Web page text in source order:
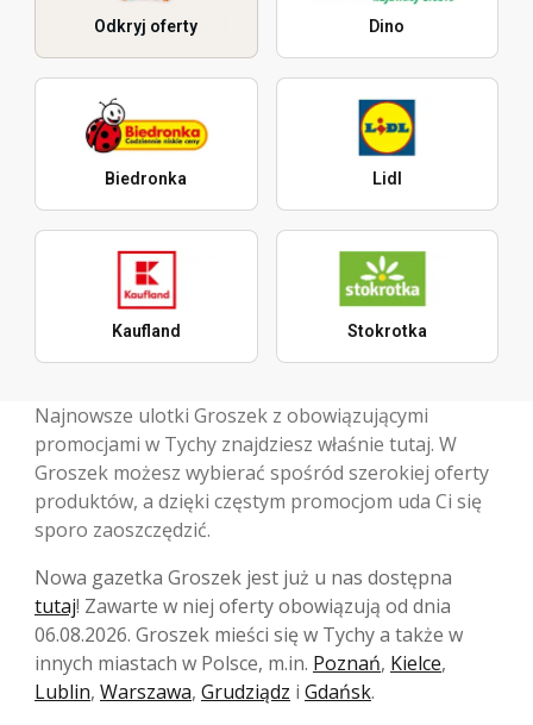
Odkryj oferty Dino
Biedronka Lidl
Kaufland Stokrotka
Najnowsze ulotki Groszek z obowiązującymi
promocjami w Tychy znajdziesz właśnie tutaj. W
Groszek możesz wybierać spośród szerokiej oferty
produktów, a dzięki częstym promocjom uda Ci się
sporo zaoszczędzić.
Nowa gazetka Groszek jest już u nas dostępna
tutaj! Zawarte w niej oferty obowiązują od dnia
06.08.2026. Groszek mieści się w Tychy a także w
innych miastach w Polsce, m.in. Poznań, Kielce,
Lublin, Warszawa, Grudziądz i Gdańsk.